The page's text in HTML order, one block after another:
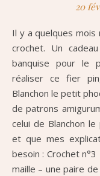
20
Il y a quelques mois maintenant, j’ai créé deux doudous au
crochet. Un
banquise pour le
réaliser ce fier
Blanchon le petit
de patrons
celui de Blanchon le
et que mes
besoin : Crochet
maille – une paire